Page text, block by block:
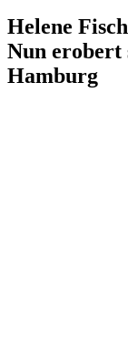
Helene
Nun erobert
Hamburg